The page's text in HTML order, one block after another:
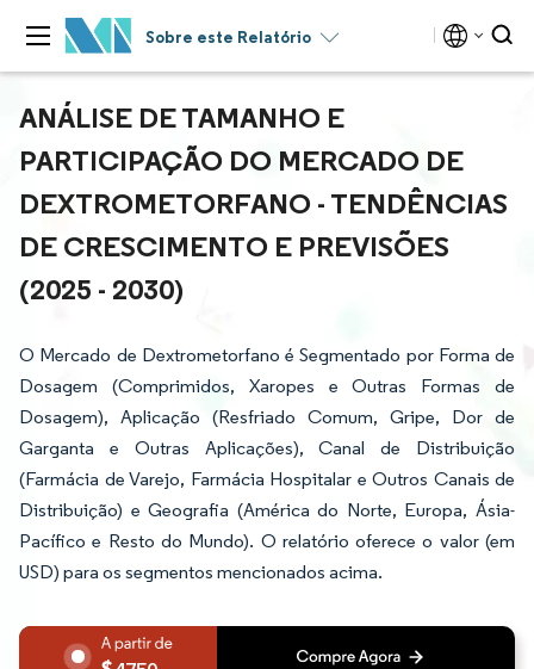
Sobre este Relatório
ANÁLISE DE TAMANHO E
PARTICIPAÇÃO DO MERCADO DE
DEXTROMETORFANO - TENDÊNCIAS
DE CRESCIMENTO E PREVISÕES
(2025 - 2030)
O Mercado de Dextrometorfano é Segmentado por Forma de
Dosagem (Comprimidos, Xaropes e Outras Formas de
Dosagem), Aplicação (Resfriado Comum, Gripe, Dor de
Garganta e Outras Aplicações), Canal de Distribuição
(Farmácia de Varejo, Farmácia Hospitalar e Outros Canais de
Distribuição) e Geografia (América do Norte, Europa, Ásia-
Pacífico e Resto do Mundo). O relatório oferece o valor (em
USD) para os segmentos mencionados acima.